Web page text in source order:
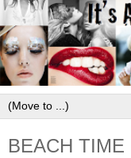
BEACH TIME